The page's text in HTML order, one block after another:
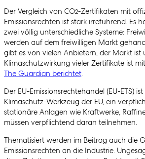
Der Vergleich von CO2-Zertifikaten mit
Emissionsrechten ist stark irreführend. Es
zwei völlig unterschiedliche Systeme:
werden auf dem freiwilligen Markt
gibt es von vielen Anbietern, der Markt ist
Klimaschutzwirkung vieler Zertifikate ist
The Guardian berichtet.
Der EU-Emissionsrechtehandel (EU-ETS)
Klimaschutz-Werkzeug der EU, ein
stationäre Anlagen wie Kraftwerke,
müssen verpflichtend daran teilnehmen.
Thematisiert werden im Beitrag auch die
Emissionsrechten an die Industrie.